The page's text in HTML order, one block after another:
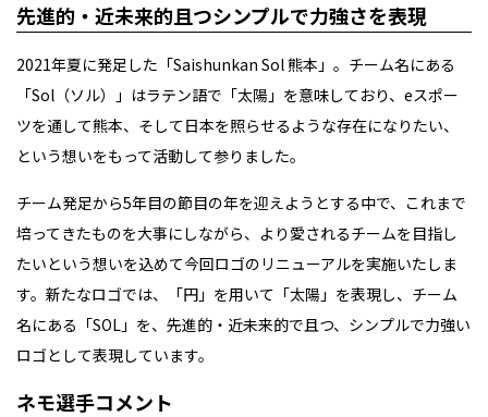
先進的・近未来的且つシンプルで力強さを表現
2021年夏に発足した「Saishunkan Sol 熊本」。チーム名にある
「Sol（ソル）」はラテン語で「太陽」を意味しており、eスポー
ツを通して熊本、そして日本を照らせるような存在になりたい、
という想いをもって活動して参りました。
チーム発足から5年目の節目の年を迎えようとする中で、これまで
培ってきたものを大事にしながら、より愛されるチームを目指し
たいという想いを込めて今回ロゴのリニューアルを実施いたしま
す。新たなロゴでは、「円」を用いて「太陽」を表現し、チーム
名にある「SOL」を、先進的・近未来的で且つ、シンプルで力強い
ロゴとして表現しています。
ネモ選手コメント